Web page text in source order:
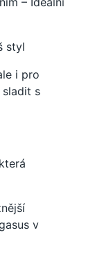
styl
i pro
s
v